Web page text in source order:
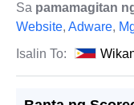
Sa pamamagitan
Website, Adware,
Isalin To: